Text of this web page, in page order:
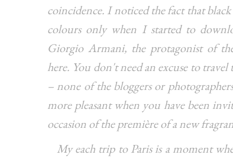
coincidence. I noticed the fact that
colours only when I started to
Giorgio Armani, the protagonist of
here. You don't need an excuse to
– none of the bloggers or
more pleasant when you have been
occasion of the première of a new
My each trip to Paris is a moment